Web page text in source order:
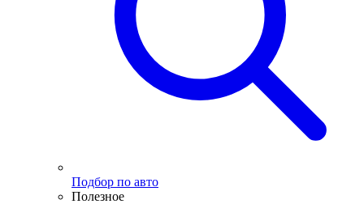
Подбор по авто
Полезное